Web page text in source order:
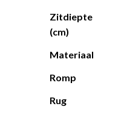
Zitdiepte
(cm)
Materiaal
Romp
Rug